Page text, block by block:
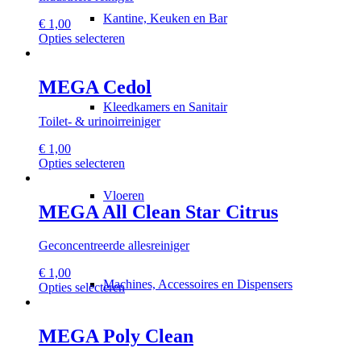
Kantine, Keuken en Bar
Kleedkamers en Sanitair
Vloeren
Machines, Accessoires en Dispensers
kan
gekozen
worden
productpagina
€ 1,00
Opties selecteren
meerdere
variaties.
Deze
optie
worden
de
productpagina
MEGA Cedol
Toilet- & urinoirreiniger
€ 1,00
Opties selecteren
heeft
meerdere
variaties.
optie
gekozen
worden
productpagina
MEGA All Clean Star Citrus
Geconcentreerde allesreiniger
€ 1,00
Opties selecterenDit
meerdere
variaties.
MEGA Poly Clean